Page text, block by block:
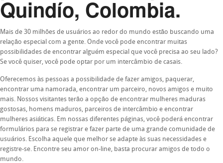
Quindío, Colombia.
Mais de 30 milhões de usuários ao redor do mundo estão buscando uma
relação especial com a gente. Onde você pode encontrar muitas
possibilidades de encontrar alguém especial que você precisa ao seu lado?
Se você quiser, você pode optar por um intercâmbio de casais.
Oferecemos às pessoas a possibilidade de fazer amigos, paquerar,
encontrar uma namorada, encontrar um parceiro, novos amigos e muito
mais. Nossos visitantes terão a opção de encontrar mulheres maduras
gostosas, homens maduros, parceiros de intercâmbio e encontrar
mulheres asiáticas. Em nossas diferentes páginas, você poderá encontrar
formulários para se registrar e fazer parte de uma grande comunidade de
usuários. Escolha aquele que melhor se adapte às suas necessidades e
registre-se. Encontre seu amor on-line, basta procurar amigos de todo o
mundo.